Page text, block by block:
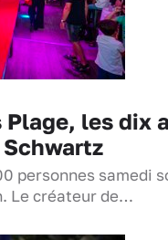
Plage, les dix
personnes samedi
Le créateur de…